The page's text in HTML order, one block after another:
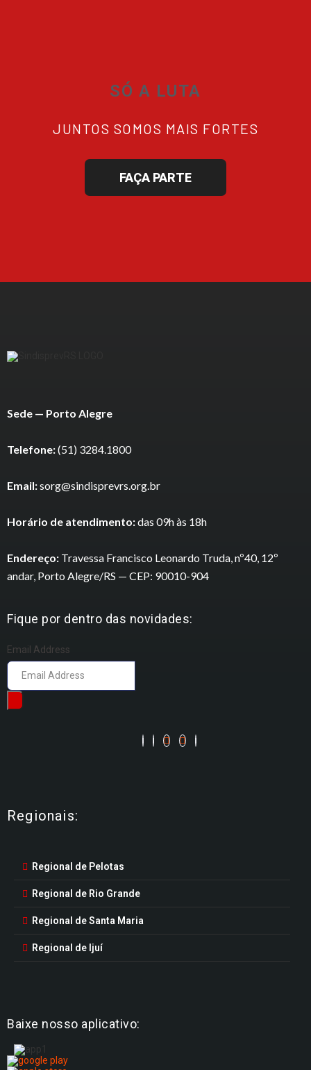
SÓ A LUTA
JUNTOS SOMOS MAIS FORTES
FAÇA PARTE
Sede — Porto Alegre
Telefone:(51) 3284.1800
Email:sorg@sindisprevrs.org.br
Horário de atendimento:das 09h às 18h
Endereço: Travessa Francisco Leonardo Truda, nº40, 12º
andar, Porto Alegre/RS — CEP: 90010-904
Fique por dentro das novidades:
Email Address
Regionais:
Regional de Pelotas
Regional de Rio Grande
Regional de Santa Maria
Regional de Ijuí
Baixe nosso aplicativo: